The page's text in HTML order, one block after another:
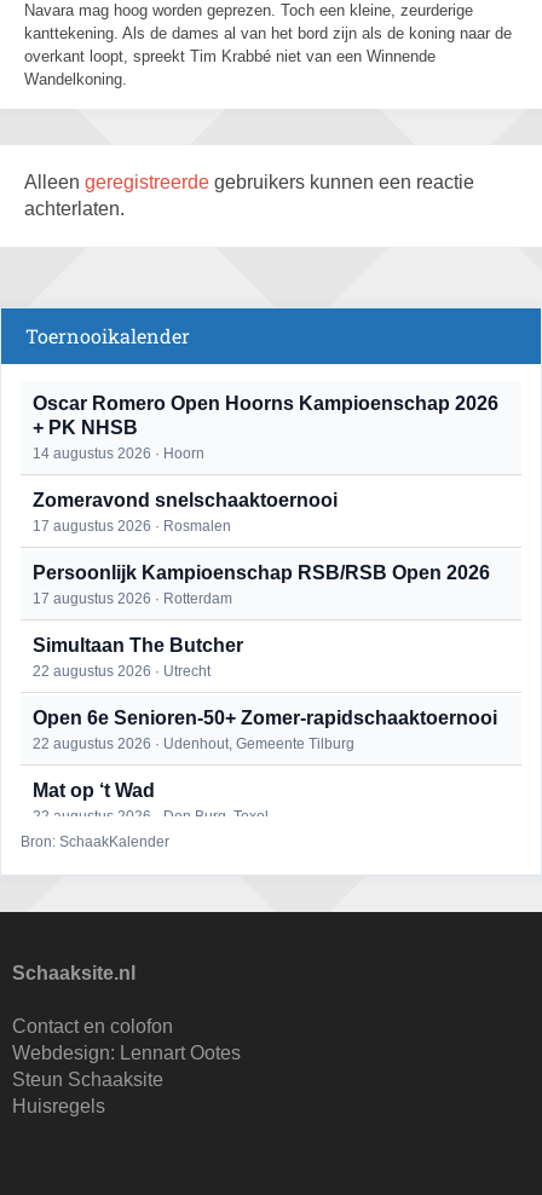
Navara mag hoog worden geprezen. Toch een kleine, zeurderige
kanttekening. Als de dames al van het bord zijn als de koning naar de
overkant loopt, spreekt Tim Krabbé niet van een Winnende
Wandelkoning.
Alleen geregistreerde gebruikers kunnen een reactie
achterlaten.
Toernooikalender
Oscar Romero Open Hoorns Kampioenschap 2026
+ PK NHSB
14 augustus 2026 · Hoorn
Zomeravond snelschaaktoernooi
17 augustus 2026 · Rosmalen
Persoonlijk Kampioenschap RSB/RSB Open 2026
17 augustus 2026 · Rotterdam
Simultaan The Butcher
22 augustus 2026 · Utrecht
Open 6e Senioren-50+ Zomer-rapidschaaktoernooi
22 augustus 2026 · Udenhout, Gemeente Tilburg
Mat op ‘t Wad
22 augustus 2026 · Den Burg, Texel
25 augustus 2026 · Bunschoten-Spakenburg
27 augustus 2026 · Delft
Nazomervierkampentoernooi 2026
28 augustus 2026 · Assen
Bron: SchaakKalender
Schaaksite.nl
Contact en colofon
Webdesign: Lennart Ootes
Steun Schaaksite
Huisregels